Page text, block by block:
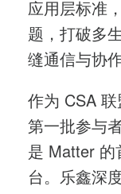
应用层标准
题，打破多
缝通信与协作
作为 CSA
第一批参与
是 Matter 的
台。乐鑫深